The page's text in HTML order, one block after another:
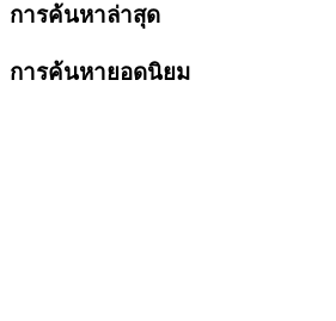
การค้นหาล่าสุด
การค้นหายอดนิยม